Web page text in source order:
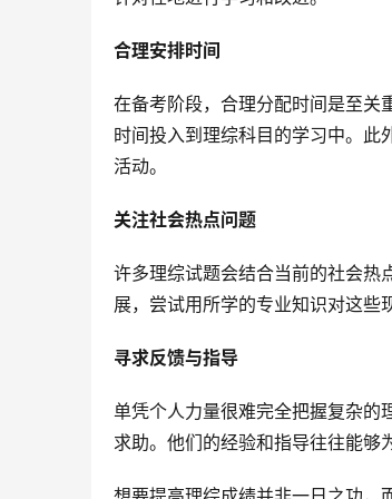
合理安排时间
在备考阶段，合理分配时间是至关
时间投入到理综科目的学习中。此
活动。
关注社会热点问题
许多理综试题会结合当前的社会热
展，尝试用所学的专业知识对这些
寻求反馈与指导
单凭个人力量很难完全把握复杂的
求助。他们的经验和指导往往能够